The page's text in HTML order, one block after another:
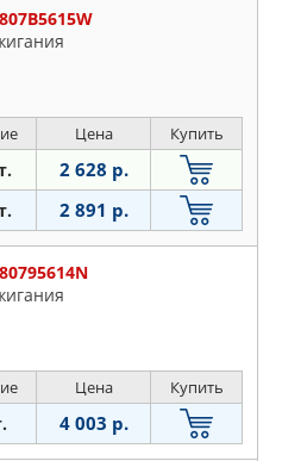
Цена Купить
2 628 р.
2 891 р.
Цена Купить
4 003 р.